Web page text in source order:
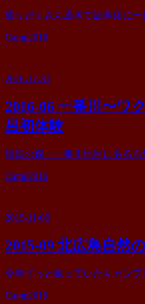
盛りだくさん過ぎて記事化に
カ
リ
Camp2016
2016-12-31
2016-06 一番川〜ワ
呂初体験
道民の森・一番川地区にある
カ
リ
Camp2016
2015-11-06
2015-09 北広島自然
今年ずっと狙っていたキャン
カ
Camp2015